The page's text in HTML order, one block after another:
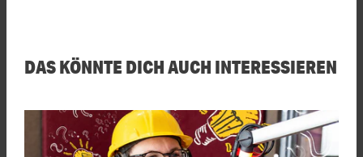
DAS KÖNNTE DICH AUCH INTERESSIEREN